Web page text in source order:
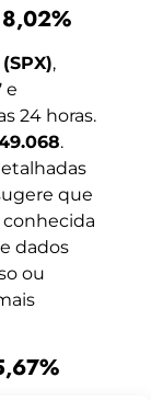
(SPX),
e
24 horas.
.
que
dados
ou